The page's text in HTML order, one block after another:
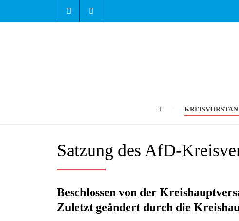
Satzung des AfD-
Beschlossen von der
Zuletzt geändert durch die